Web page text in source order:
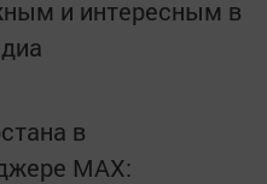
и интересным в
в
MАХ: